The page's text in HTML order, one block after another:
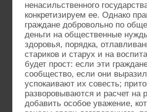
ненасильственного
конкретизируем ее. Однако
граждане добровольно по
деньги на общественные
здоровья, порядка,
стариков и старух и на
будет прост: если эти
сообщество, если они
успокаивают их совесть;
разворовываются и расчет
добавить особое уважение,